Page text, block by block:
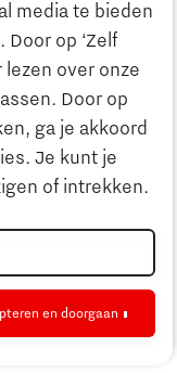
media te bieden
op ‘Zelf
over onze
Door op
ga je akkoord
Je kunt je
of intrekken.
en doorgaan